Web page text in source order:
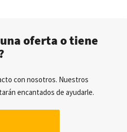
oferta o tiene
con nosotros. Nuestros
encantados de ayudarle.